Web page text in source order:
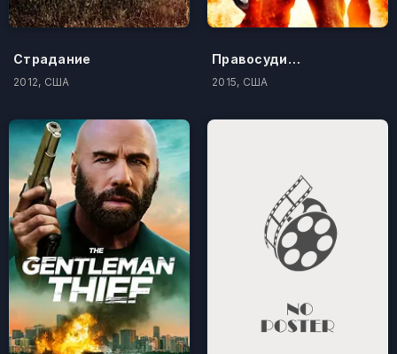
Страдание
2012, США
Правосудие по-американски
2015, США